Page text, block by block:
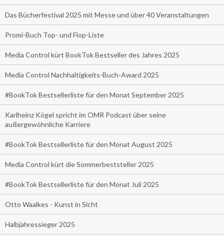
Das Bücherfestival 2025 mit Messe und über 40 Veranstaltungen
Promi-Buch Top- und Flop-Liste
Media Control kürt BookTok Bestseller des Jahres 2025
Media Control Nachhaltigkeits-Buch-Award 2025
#BookTok Bestsellerliste für den Monat September 2025
Karlheinz Kögel spricht im OMR Podcast über seine
außergewöhnliche Karriere
#BookTok Bestsellerliste für den Monat August 2025
Media Control kürt die Sommerbeststeller 2025
#BookTok Bestsellerliste für den Monat Juli 2025
Otto Waalkes - Kunst in Sicht
Halbjahressieger 2025